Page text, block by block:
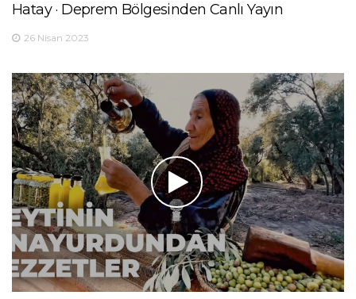
Hatay · Deprem Bölgesinden Canlı Yayın
26 Nisan 2023